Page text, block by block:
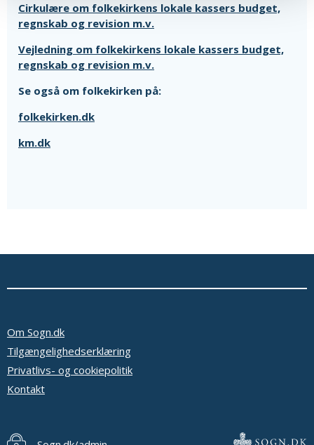
Cirkulære om folkekirkens lokale kassers budget,
regnskab og revision m.v.
Vejledning om folkekirkens lokale kassers budget,
regnskab og revision m.v.
Se også om folkekirken på:
folkekirken.dk
km.dk
Om Sogn.dk
Tilgængelighedserklæring
Privatlivs- og cookiepolitik
Kontakt